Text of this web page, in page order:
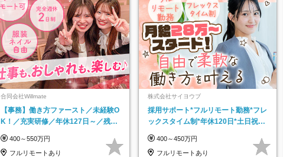
合同会社Willmate
【事務】働き方ファースト／未経験O
K！／充実研修／年休127日～／残業
400～550万円
フルリモートあり
株式会社サイヨウブ
採用サポート*フルリモート勤務*フレ
ックスタイム制*年休120日*土日祝休
400～450万円
フルリモートあり